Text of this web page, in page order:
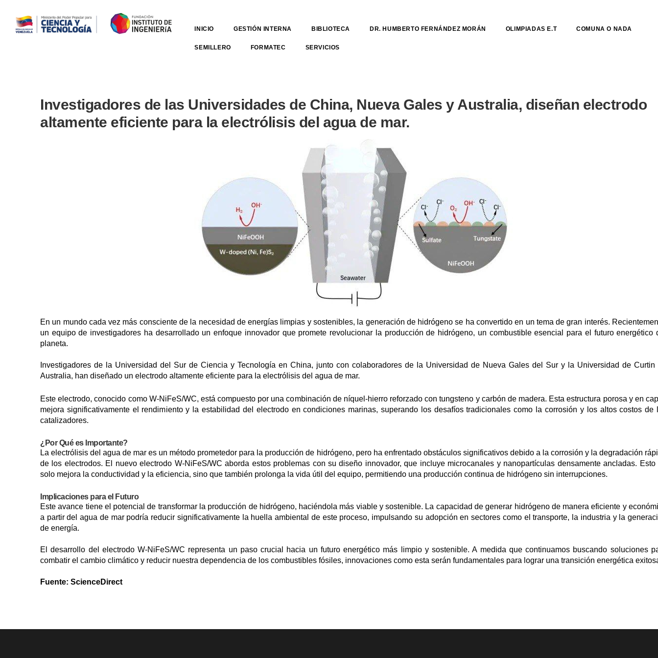
INICIO GESTIÓN INTERNA BIBLIOTECA DR. HUMBERTO FERNÁNDEZ MORÁN OLIMPIADAS E.T COMUNA O NADA
SEMILLERO FORMATEC SERVICIOS
Investigadores de las Universidades de China, Nueva Gales y Australia, diseñan electrodo
altamente eficiente para la electrólisis del agua de mar.
En un mundo cada vez más consciente de la necesidad de energías limpias y sostenibles, la generación de hidrógeno se ha convertido en un tema de gran interés.
un equipo de investigadores ha desarrollado un enfoque innovador que promete revolucionar la producción de hidrógeno, un combustible esencial para el futuro energético
planeta.
Investigadores de la Universidad del Sur de Ciencia y Tecnología en China, junto con colaboradores de la Universidad de Nueva Gales del Sur y la Universidad de Curtin
Australia, han diseñado un electrodo altamente eficiente para la electrólisis del agua de mar.
Este electrodo, conocido como W-NiFeS/WC, está compuesto por una combinación de níquel-hierro reforzado con tungsteno y carbón de madera. Esta estructura porosa y en
mejora significativamente el rendimiento y la estabilidad del electrodo en condiciones marinas, superando los desafíos tradicionales como la corrosión y los altos costos de
catalizadores.
¿Por Qué es Importante?
La electrólisis del agua de mar es un método prometedor para la producción de hidrógeno, pero ha enfrentado obstáculos significativos debido a la corrosión y la degradación
de los electrodos. El nuevo electrodo W-NiFeS/WC aborda estos problemas con su diseño innovador, que incluye microcanales y nanopartículas densamente ancladas. Esto
solo mejora la conductividad y la eficiencia, sino que también prolonga la vida útil del equipo, permitiendo una producción continua de hidrógeno sin interrupciones.
Implicaciones para el Futuro
Este avance tiene el potencial de transformar la producción de hidrógeno, haciéndola más viable y sostenible. La capacidad de generar hidrógeno de manera eficiente y
a partir del agua de mar podría reducir significativamente la huella ambiental de este proceso, impulsando su adopción en sectores como el transporte, la industria y la
de energía.
El desarrollo del electrodo W-NiFeS/WC representa un paso crucial hacia un futuro energético más limpio y sostenible. A medida que continuamos buscando soluciones
combatir el cambio climático y reducir nuestra dependencia de los combustibles fósiles, innovaciones como esta serán fundamentales para lograr una transición energética
Fuente: ScienceDirect